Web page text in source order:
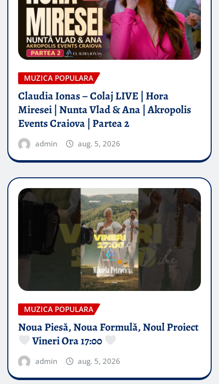
MUZICA POPULARA
Claudia Ionas – Colaj LIVE | Hora
Miresei | Nunta Vlad & Ana | Akropolis
Events Craiova | Partea 2
admin aug. 5, 2026
MUZICA POPULARA
Noua Piesă, Noua Formulă, Noul Proiect
Vineri Ora 17:00
admin aug. 5, 2026